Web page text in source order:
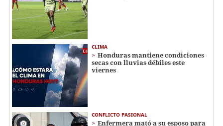
CLIMA
Honduras mantiene condiciones
secas con lluvias débiles este
viernes
CONFLICTO PASIONAL
Enfermera mató a su esposo para